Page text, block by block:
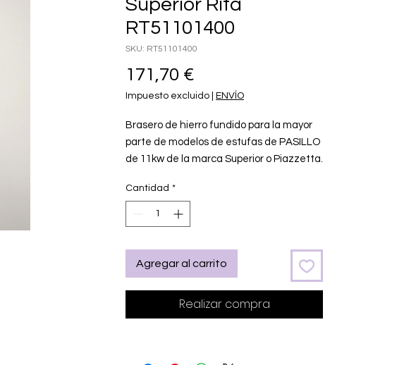
Superior Rita
RT51101400
SKU: RT51101400
171,70 €
Impuesto excluido ENVÍO
Brasero de hierro fundido para la mayor
parte de modelos de estufas de PASILLO
de 11kw de la marca Superior o Piazzetta.
Superior Rita, Piazzetta P137, Piazzetta
P939 Recambio ORIGINAL para estufas y
chimeneas de pellets Piazzetta y
Cantidad *
Agregar al carrito
Realizar compra